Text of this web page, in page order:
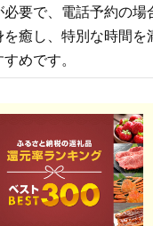
必要で、電話予約の場
を癒し、特別な時間
すめです。